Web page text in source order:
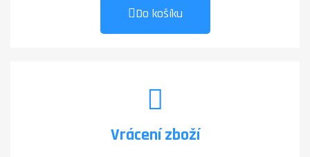
Do košíku
Vrácení zboží